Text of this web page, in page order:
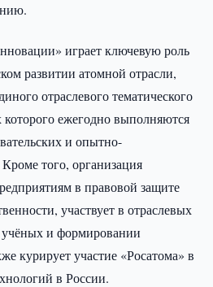
играет ключевую роль
развитии атомной отрасли,
отраслевого тематического
ежегодно выполняются
и опытно-
того, организация
в правовой защите
участвует в отраслевых
и формировании
курирует участие «Росатома» в
в России.